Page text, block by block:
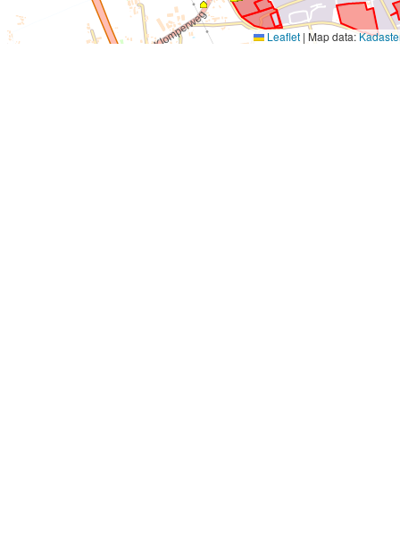
Leaflet | Map data: